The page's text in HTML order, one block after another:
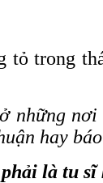
trong
những
hay
là tu